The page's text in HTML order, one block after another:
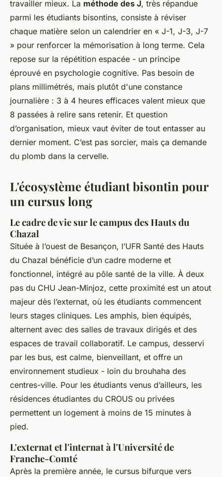
travailler mieux. La méthode des J, très répandue
parmi les étudiants bisontins, consiste à réviser
chaque matière selon un calendrier en « J-1, J-3, J-7
» pour renforcer la mémorisation à long terme. Cela
repose sur la répétition espacée - un principe
éprouvé en psychologie cognitive. Pas besoin de
plans millimétrés, mais plutôt d'une constance
journalière : 3 à 4 heures efficaces valent mieux que
8 passées à relire sans retenir. Et question
d’organisation, mieux vaut éviter de tout entasser au
dernier moment. C’est pas sorcier, mais ça demande
du plomb dans la cervelle.
L'écosystème étudiant bisontin pour
un cursus long
Le cadre de vie sur le campus des Hauts du
Chazal
Située à l’ouest de Besançon, l’UFR Santé des Hauts
du Chazal bénéficie d’un cadre moderne et
fonctionnel, intégré au pôle santé de la ville. À deux
pas du CHU Jean-Minjoz, cette proximité est un atout
majeur dès l’externat, où les étudiants commencent
leurs stages cliniques. Les amphis, bien équipés,
alternent avec des salles de travaux dirigés et des
espaces de travail collaboratif. Le campus, desservi
par les bus, est calme, bienveillant, et offre un
environnement studieux - loin du brouhaha des
centres-ville. Pour les étudiants venus d’ailleurs, les
résidences étudiantes du CROUS ou privées
permettent un logement à moins de 15 minutes à
pied.
L'externat et l'internat à l'Université de
Franche-Comté
Après la première année, le cursus bifurque vers